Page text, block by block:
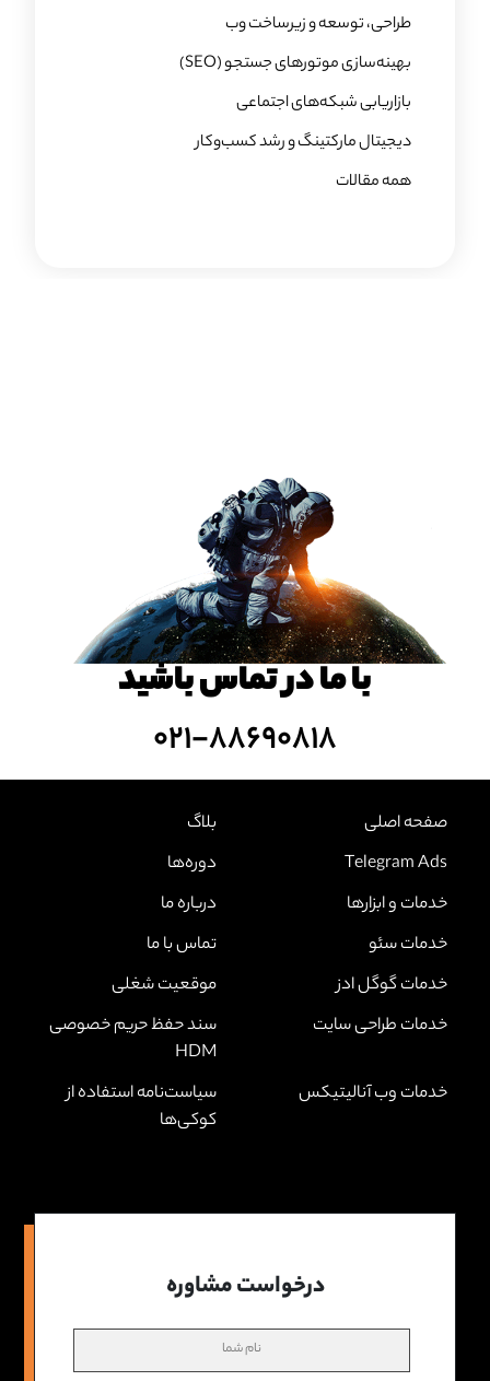
طراحی، توسعه و زیرساخت وب
بهینه‌سازی موتورهای جستجو (SEO)
بازاریابی شبکه‌های اجتماعی
دیجیتال مارکتینگ و رشد کسب‌وکار
همه مقالات
با ما در تماس باشید
۰۲۱-۸۸۶۹۰۸۱۸
صفحه اصلی
بلاگ
Telegram Ads
دوره‌ها
خدمات و ابزارها
درباره ما
خدمات سئو
تماس با ما
خدمات گوگل ادز
موقعیت شغلی
خدمات طراحی سایت
سند حفظ حریم خصوصی
HDM
خدمات وب آنالیتیکس
سیاست‌نامه استفاده از
کوکی‌ها
درخواست مشاوره